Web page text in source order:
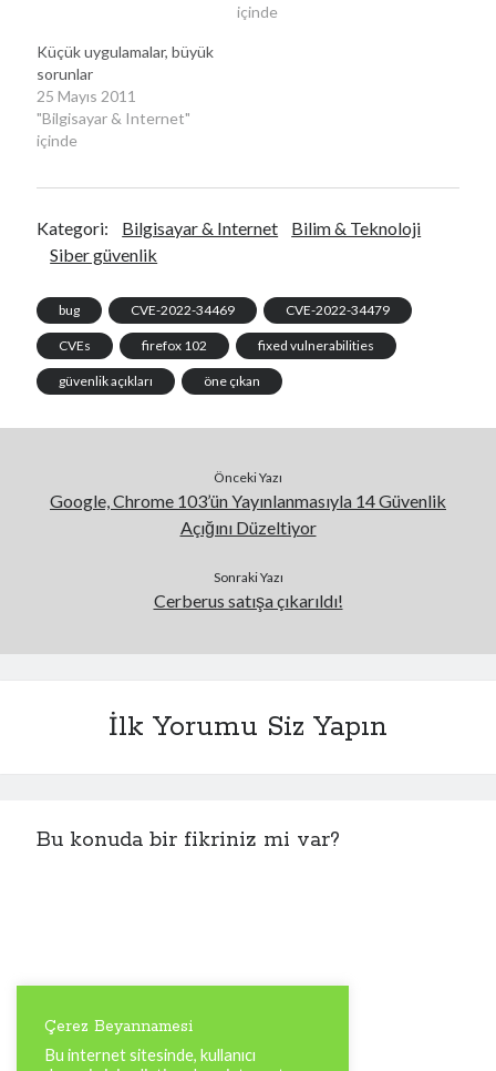
içinde
Küçük uygulamalar, büyük
sorunlar
25 Mayıs 2011
"Bilgisayar & Internet"
içinde
Kategori: Bilgisayar & Internet
Bilim & Teknoloji
Siber güvenlik
bug CVE-2022-34469 CVE-2022-34479
CVEs firefox 102 fixed vulnerabilities
güvenlik açıkları öne çıkan
Önceki Yazı
Google, Chrome 103’ün Yayınlanmasıyla 14 Güvenlik
Açığını Düzeltiyor
Sonraki Yazı
Cerberus satışa çıkarıldı!
İlk Yorumu Siz Yapın
Bu konuda bir fikriniz mi var?
Çerez Beyannamesi
Bu internet sitesinde, kullanıcı